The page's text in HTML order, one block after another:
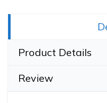
Product Details
Review